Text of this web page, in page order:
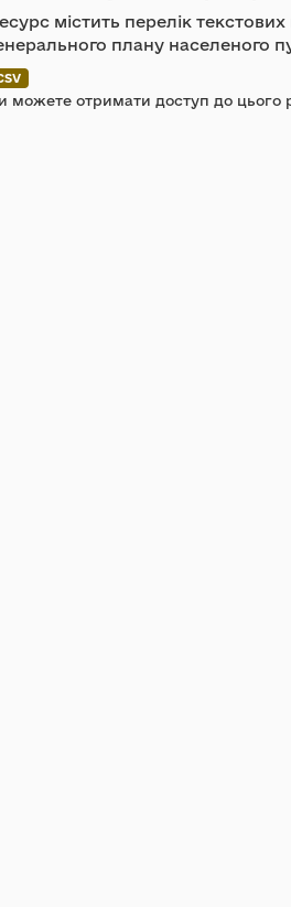
містить перелік
плану населеного
можете отримати доступ до цього